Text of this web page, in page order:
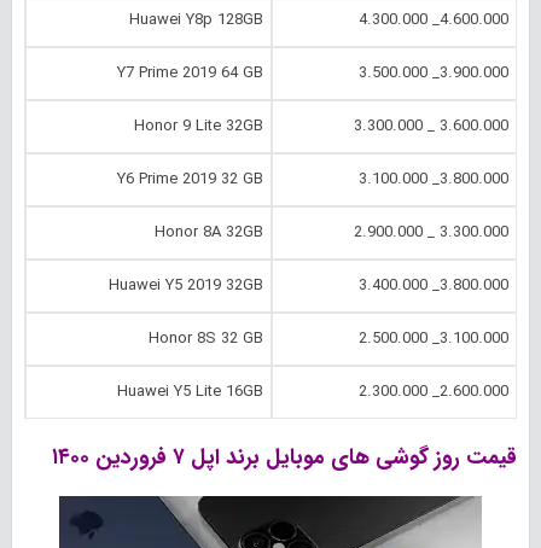
4.600.000_ 4.300.000
Huawei Y8p 128GB
3.900.000_ 3.500.000
Y7 Prime 2019 64 GB
3.600.000 _ 3.300.000
Honor 9 Lite 32GB
3.800.000_ 3.100.000
Y6 Prime 2019 32 GB
3.300.000 _ 2.900.000
Honor 8A 32GB
3.800.000_ 3.400.000
Huawei Y5 2019 32GB
3.100.000_ 2.500.000
Honor 8S 32 GB
2.600.000_ 2.300.000
Huawei Y5 Lite 16GB
قیمت روز گوشی های موبایل برند اپل ۷ فروردین ۱۴۰۰